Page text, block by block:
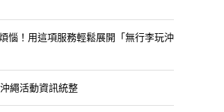
惱！用這項服務輕鬆展開「無行李玩沖
繩活動資訊統整